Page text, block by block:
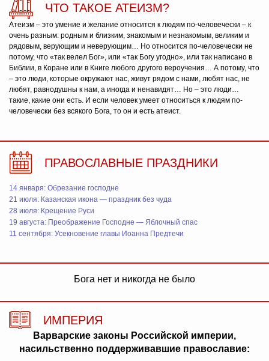
ЧТО ТАКОЕ АТЕИЗМ?
Атеизм – это умение и желание относится к людям по-человечески – к
очень разным: родным и близким, знакомым и незнакомым, великим и
рядовым, верующим и неверующим… Но относится по-человечески не
потому, что «так велел Бог», или «так Богу угодно», или так написано в
Библии, в Коране или в Книге любого другого вероучения… А потому, что
– это люди, которые окружают нас, живут рядом с нами, любят нас, не
любят, равнодушны к нам, а иногда и ненавидят… Но – это люди…
такие, какие они есть. И если человек умеет относиться к людям по-
человечески без всякого Бога, то он и есть атеист.
ПРАВОСЛАВНЫЕ ПРАЗДНИКИ
14 января: Обрезание господне
21 июля: Казанская икона — праздник без чуда
28 июля: Крещение Руси
19 августа: Преображение Господне — Яблочный спас
11 сентября: Усекновение главы Иоанна Предтечи
Бога нет и никогда не было
ИМПЕРИЯ
Варварские законы Российской империи,
насильственно поддерживавшие православие: